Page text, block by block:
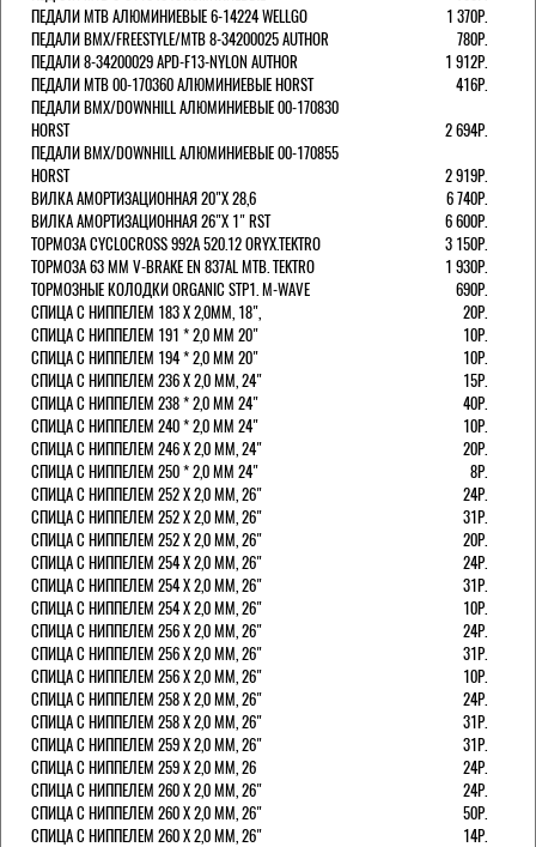
ПЕДАЛИ MTB АЛЮМИНИЕВЫЕ 6-14224 WELLGO
1 370Р.
ПЕДАЛИ BMX/FREESTYLE/MTB 8-34200025 AUTHOR
780Р.
ПЕДАЛИ 8-34200029 APD-F13-NYLON AUTHOR
1 912Р.
ПЕДАЛИ МТВ 00-170360 АЛЮМИНИЕВЫЕ HORST
416Р.
ПЕДАЛИ BMX/DOWNHILL АЛЮМИНИЕВЫЕ 00-170830
HORST
2 694Р.
ПЕДАЛИ BMX/DOWNHILL АЛЮМИНИЕВЫЕ 00-170855
HORST
2 919Р.
ВИЛКА АМОРТИЗАЦИОННАЯ 20"Х 28,6
6 740Р.
ВИЛКА АМОРТИЗАЦИОННАЯ 26"Х 1" RST
6 600Р.
ТОРМОЗА CYCLOCROSS 992А 520.12 ORYX.TEKTRO
3 150Р.
ТОРМОЗА 63 ММ V-BRAKE EN 837AL MTB. TEKTRO
1 930Р.
ТОРМОЗНЫЕ КОЛОДКИ ORGANIC STP1. M-WAVE
690Р.
СПИЦА С НИППЕЛЕМ 183 Х 2,0ММ, 18",
20Р.
СПИЦА С НИППЕЛЕМ 191 * 2,0 ММ 20"
10Р.
СПИЦА С НИППЕЛЕМ 194 * 2,0 ММ 20"
10Р.
СПИЦА С НИППЕЛЕМ 236 Х 2,0 ММ, 24"
15Р.
СПИЦА С НИППЕЛЕМ 238 * 2,0 ММ 24"
40Р.
СПИЦА С НИППЕЛЕМ 240 * 2,0 ММ 24"
10Р.
СПИЦА С НИППЕЛЕМ 246 Х 2,0 ММ, 24"
20Р.
СПИЦА С НИППЕЛЕМ 250 * 2,0 ММ 24"
8Р.
СПИЦА С НИППЕЛЕМ 252 Х 2,0 ММ, 26"
24Р.
СПИЦА С НИППЕЛЕМ 252 Х 2,0 ММ, 26"
31Р.
СПИЦА С НИППЕЛЕМ 252 Х 2,0 ММ, 26"
20Р.
СПИЦА С НИППЕЛЕМ 254 Х 2,0 ММ, 26"
24Р.
СПИЦА С НИППЕЛЕМ 254 Х 2,0 ММ, 26"
31Р.
СПИЦА С НИППЕЛЕМ 254 Х 2,0 ММ, 26"
10Р.
СПИЦА С НИППЕЛЕМ 256 Х 2,0 ММ, 26"
24Р.
СПИЦА С НИППЕЛЕМ 256 Х 2,0 ММ, 26"
31Р.
СПИЦА С НИППЕЛЕМ 256 Х 2,0 ММ, 26"
10Р.
СПИЦА С НИППЕЛЕМ 258 Х 2,0 ММ, 26"
24Р.
СПИЦА С НИППЕЛЕМ 258 Х 2,0 ММ, 26"
31Р.
СПИЦА С НИППЕЛЕМ 259 Х 2,0 ММ, 26"
31Р.
СПИЦА С НИППЕЛЕМ 259 Х 2,0 ММ, 26
24Р.
СПИЦА С НИППЕЛЕМ 260 Х 2,0 ММ, 26"
24Р.
СПИЦА С НИППЕЛЕМ 260 Х 2,0 ММ, 26"
50Р.
СПИЦА С НИППЕЛЕМ 260 Х 2,0 ММ, 26"
14Р.